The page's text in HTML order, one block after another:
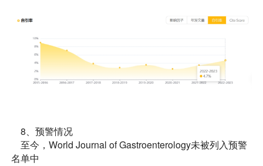
8、预警情况
至今，World Journal of Gastroenterology未被列入预警
名单中